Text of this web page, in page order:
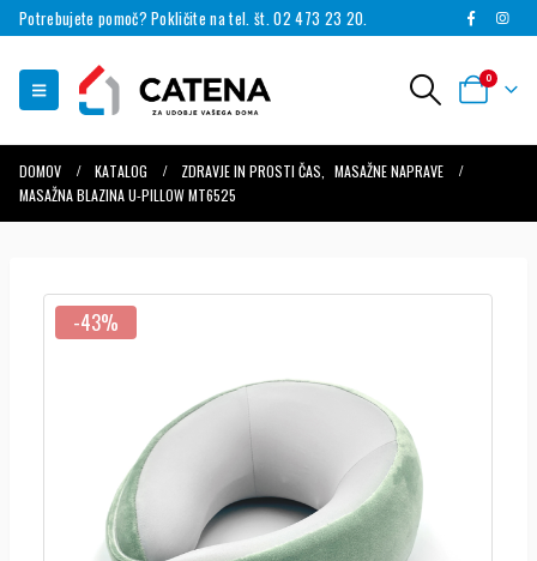
Potrebujete pomoč? Pokličite na tel. št. 02 473 23 20.
0
DOMOV KATALOG ZDRAVJE IN PROSTI ČAS
MASAŽNE NAPRAVE
MASAŽNA BLAZINA U-PILLOW MT6525
-43%